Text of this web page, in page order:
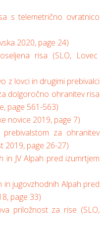
s telemetrično ovratnico
2020, page 24)
risa (SLO, Lovec
z lovci in drugimi prebivalci
dolgoročno ohranitev risa
page 561-563)
novice 2019, page 7)
prebivalstom za ohranitev
2019, page 26-27)
in JV Alpah pred izumrtjem
in jugovzhodnih Alpah pred
page 33)
priložnost za rise (SLO,